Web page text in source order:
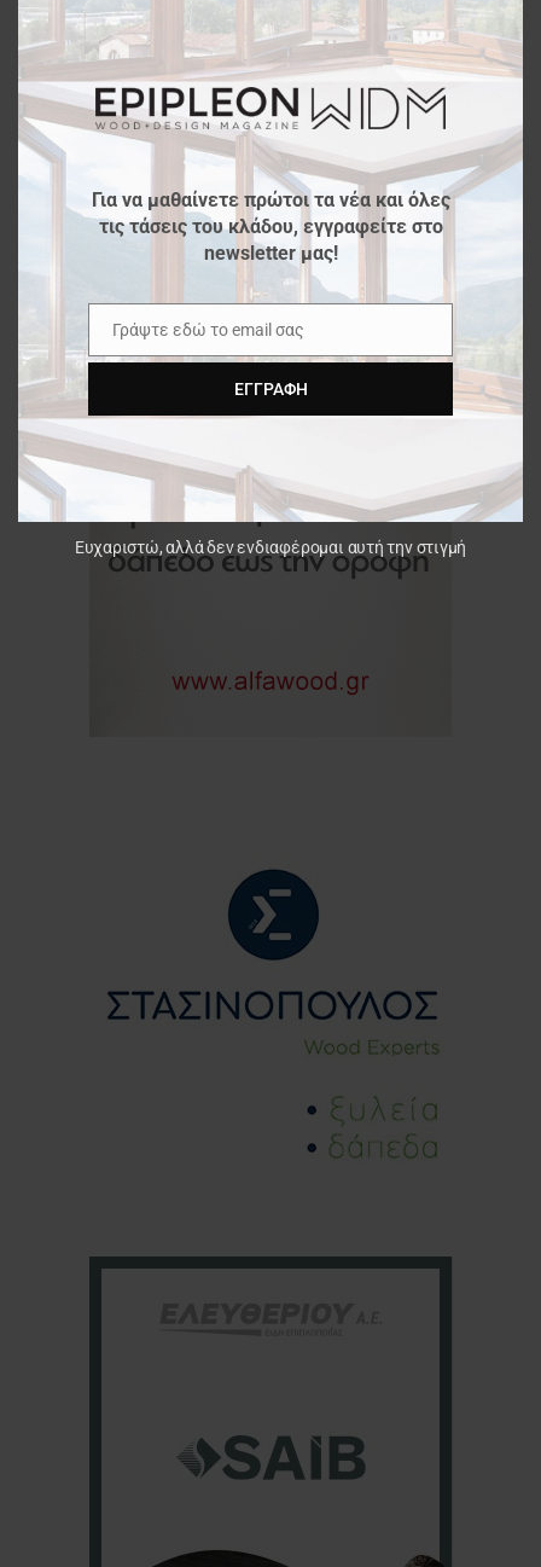
Για να μαθαίνετε πρώτοι τα νέα και όλες
τις τάσεις του κλάδου, εγγραφείτε στο
newsletter μας!
Email
Γράψτε εδώ το email σας
ΕΓΓΡΑΦΉ
Ευχαριστώ, αλλά δεν ενδιαφέρομαι αυτή την στιγμή